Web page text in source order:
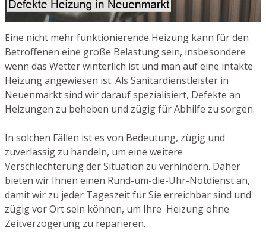
Eine nicht mehr funktionierende Heizung kann für den
Betroffenen eine große Belastung sein, insbesondere
wenn das Wetter winterlich ist und man auf eine intakte
Heizung angewiesen ist. Als Sanitärdienstleister in
Neuenmarkt sind wir darauf spezialisiert, Defekte an
Heizungen zu beheben und zügig für Abhilfe zu sorgen.
In solchen Fällen ist es von Bedeutung, zügig und
zuverlässig zu handeln, um eine weitere
Verschlechterung der Situation zu verhindern. Daher
bieten wir Ihnen einen Rund-um-die-Uhr-Notdienst an,
damit wir zu jeder Tageszeit für Sie erreichbar sind und
zügig vor Ort sein können, um Ihre Heizung ohne
Zeitverzögerung zu reparieren.